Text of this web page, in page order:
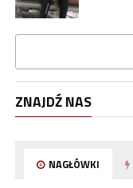
ZNAJDŹ NAS
NAGŁÓWKI